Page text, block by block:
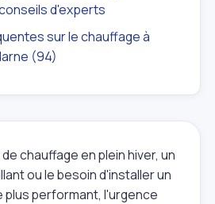
d'experts
sur le chauffage à
(94)
chauffage en plein hiver, un
ou le besoin d'installer un
performant, l'urgence